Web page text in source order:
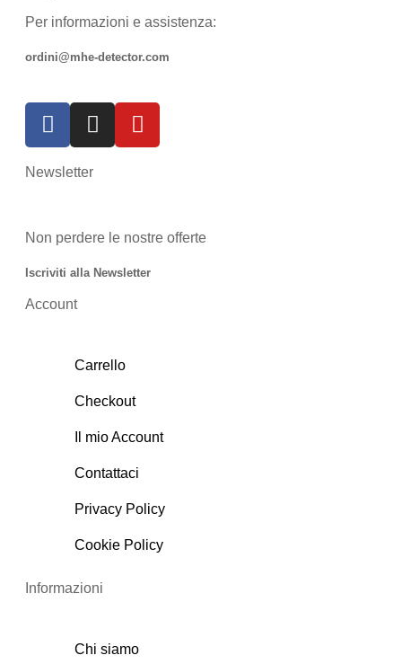
Per informazioni e assistenza:
ordini@mhe-detector.com
Newsletter
Non perdere le nostre offerte
Iscriviti alla Newsletter
Account
Carrello
Checkout
Il mio Account
Contattaci
Privacy Policy
Cookie Policy
Informazioni
Chi siamo